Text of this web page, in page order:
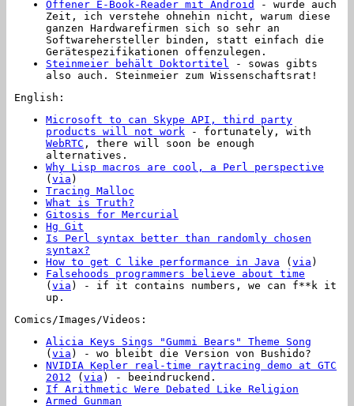
Offener E-Book-Reader mit Android
- wurde auch
Zeit, ich verstehe ohnehin nicht, warum diese
ganzen Hardwarefirmen sich so sehr an
Softwarehersteller binden, statt einfach die
Gerätespezifikationen offenzulegen.
Steinmeier behält Doktortitel - sowas gibts
also auch. Steinmeier zum Wissenschaftsrat!
English:
Microsoft to can Skype API, third party
products will not work - fortunately, with
WebRTC , there will soon be enough
alternatives.
Why Lisp macros are cool, a Perl perspective
( via )
Tracing Malloc
What is Truth?
Gitosis for Mercurial
Hg Git
Is Perl syntax better than randomly chosen
syntax?
How to get C like performance in Java ( via )
Falsehoods programmers believe about time
( via ) - if it contains numbers, we can f**k it
up.
Comics/Images/Videos:
Alicia Keys Sings "Gummi Bears" Theme Song
( via ) - wo bleibt die Version von Bushido?
NVIDIA Kepler real-time raytracing demo at GTC
2012 ( via ) - beeindruckend.
If Arithmetic Were Debated Like Religion
Armed Gunman